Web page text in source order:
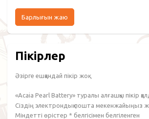
Барлығын жаю
Пікірлер
Әзірге ешқандай пікір жоқ.
«Acaia Pearl Battery» туралы алғашқы пікір
Сіздің электрондық пошта мекенжайыңыз
Міндетті өрістер * белгісімен белгіленген